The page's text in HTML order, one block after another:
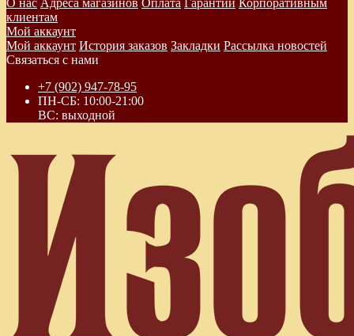
О нас Адреса магазинов Оплата Гарантии Корпоративным
клиентам
Мой аккаунт
Мой аккаунт История заказов Закладки Рассылка новостей
Связаться с нами
+7 (902) 947-78-95
ПН-СБ: 10:00-21:00
ВС: выходной